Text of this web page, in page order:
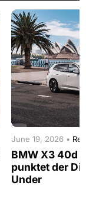
June 19, 2026 •
BMW X3 40d
punktet der
Under